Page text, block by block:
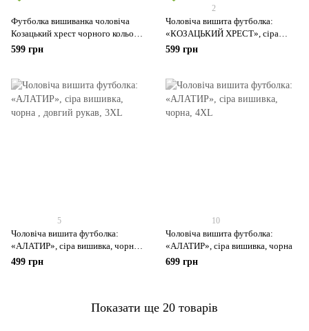
Футболка вишиванка чоловіча
Козацький хрест чорного кольору
з сірою вишивкою, рукав довгий
599 грн
2
Чоловіча вишита футболка:
«КОЗАЦЬКИЙ ХРЕСТ», сіра
вишивка, чорна
599 грн
5
Чоловіча вишита футболка:
«АЛАТИР», сіра вишивка, чорна ,
довгий рукав
499 грн
10
Чоловіча вишита футболка:
«АЛАТИР», сіра вишивка, чорна
699 грн
Показати ще 20 товарів